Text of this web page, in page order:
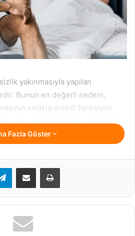
yakınmasıyla yapılan
Bunun en değerli nedeni,
sıklıkla erektil fonksiyon
yakınması ile başvurmalarıdır.
sıklığını azaltan diğer bir etken ise
şartta cinselliğe hazır olduğu”
çeşit yanlış, abartılı bilgi ve
arama davranışı içine girmesine
erkeklerde büsbütün
Fazla Göster
TelegramE-Posta ile paylaş Yazdır